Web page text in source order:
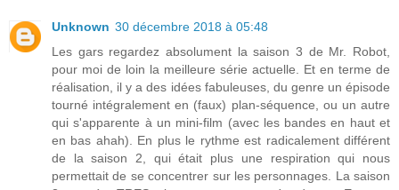
Unknown 30 décembre 2018 à 05:48
Les gars regardez absolument la saison 3 de Mr. Robot,
pour moi de loin la meilleure série actuelle. Et en terme de
réalisation, il y a des idées fabuleuses, du genre un épisode
tourné intégralement en (faux) plan-séquence, ou un autre
qui s'apparente à un mini-film (avec les bandes en haut et
en bas ahah). En plus le rythme est radicalement différent
de la saison 2, qui était plus une respiration qui nous
permettait de se concentrer sur les personnages. La saison